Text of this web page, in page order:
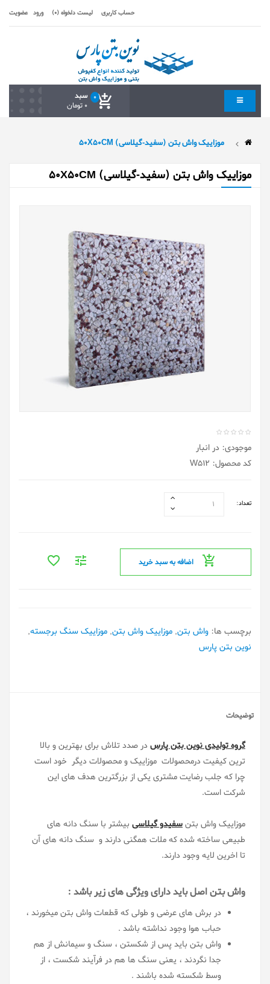
حساب کاربری لیست دلخواه (0) ورود عضویت
سبد 0
0 تومان
موزاییک واش بتن (سفید-گیلاسی) 50X50CM
موزاییک واش بتن (سفید-گیلاسی) 50X50CM
موجودی: در انبار
کد محصول: W512
تعداد:
اضافه به سبد خرید
برچسب ها: واش بتن, موزاییک واش بتن, موزاییک سنگ برجسته,
نوین بتن پارس
توضیحات
گروه تولیدی نوین بتن پارس در صدد تلاش برای بهترین و بالا
ترین کیفیت درمحصولات موزاییک و محصولات دیگر خود است
چرا که جلب رضایت مشتری یکی از بزرگترین هدف های این
شرکت است.
موزاییک واش بتنسفیدو گیلاسی بیشتر با سنگ دانه های
طبیعی ساخته شده که ملات همگنی دارند و سنگ دانه های آن
تا اخرین لایه وجود دارند.
واش بتن اصل باید دارای ویژگی های زیر باشد :
در برش های عرضی و طولی که قطعات واش بتن میخورند ،
حباب هوا وجود نداشته باشد .
واش بتن باید پس از شکستن ، سنگ و سیمانش از هم
جدا نگردند ، یعنی سنگ ها هم در فرآیند شکست ، از
وسط شکسته شده باشند .